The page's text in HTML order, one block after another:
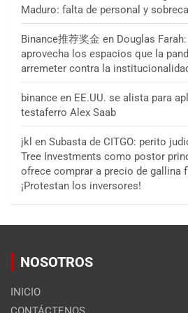
Maduro: falta de personal y
Binance推荐奖金 en Douglas
aprovecha los espacios que la
arremeter contra la
binance en EE.UU. se alista para
testaferro Alex Saab
jkl en Subasta de CITGO: perito
Tree Investments como postor
ofrece comprar a precio de gallina
¡Protestan los inversores!
NOSOTROS
INICIO